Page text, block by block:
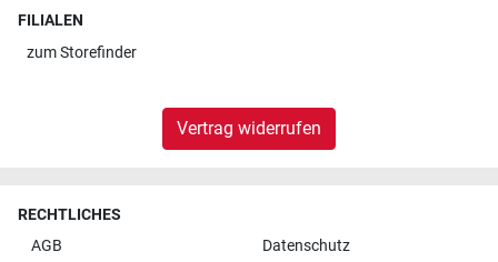
FILIALEN
zumStorefinder
Vertrag widerrufen
RECHTLICHES
AGB
Datenschutz